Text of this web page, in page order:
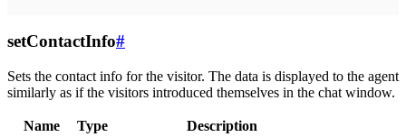
setContactInfo#
Sets the contact info for the visitor. The data is displayed to the agent
similarly as if the visitors introduced themselves in the chat window.
Name Type
Description